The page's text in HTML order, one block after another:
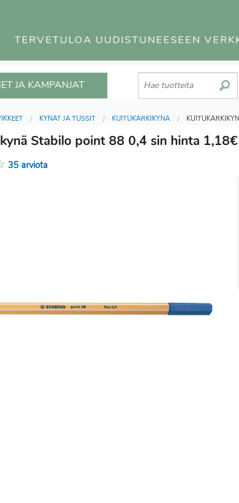
TERVETULOA UUDISTUNEESEEN
JA KAMPANJAT
KYNÄT JA TUSSIT KUITUKÄRKIKYNÄ
Stabilo point 88 0,4 sin hinta 1,18€
35 arviota